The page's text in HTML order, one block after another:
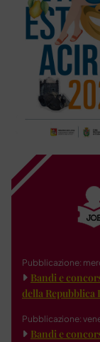
Pubblicazione:
Bandi e
della Repubblica
Pubblicazione:
Bandi e